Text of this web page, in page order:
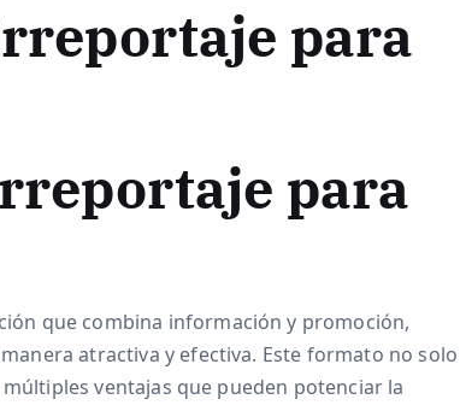
para
para
que combina información y promoción,
atractiva y efectiva. Este formato no solo
ventajas que pueden potenciar la